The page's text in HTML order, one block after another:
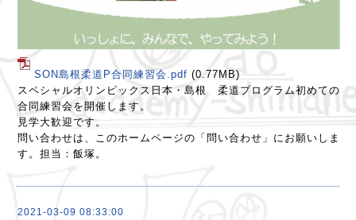
SON島根柔道P合同練習会.pdf (0.77MB)
スペシャルオリンピックス日本・島根 柔道プログラム初めての
合同練習会を開催します。
見学大歓迎です。
問い合わせは、このホームページの「問い合わせ」にお願いしま
す。担当：飯塚。
2021-03-09 08:33:00